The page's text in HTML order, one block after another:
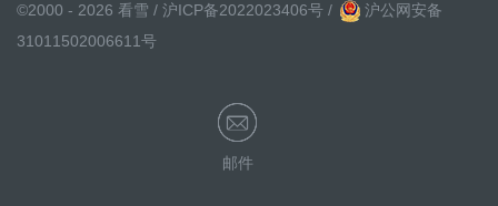
©2000 - 2026 看雪 / 沪ICP备2022023406号 /
沪公网安备
31011502006611号
邮件